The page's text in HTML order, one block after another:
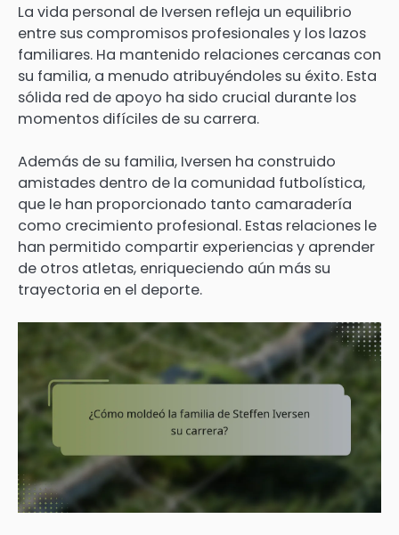
La vida personal de Iversen refleja un equilibrio
entre sus compromisos profesionales y los lazos
familiares. Ha mantenido relaciones cercanas con
su familia, a menudo atribuyéndoles su éxito. Esta
sólida red de apoyo ha sido crucial durante los
momentos difíciles de su carrera.
Además de su familia, Iversen ha construido
amistades dentro de la comunidad futbolística,
que le han proporcionado tanto camaradería
como crecimiento profesional. Estas relaciones le
han permitido compartir experiencias y aprender
de otros atletas, enriqueciendo aún más su
trayectoria en el deporte.